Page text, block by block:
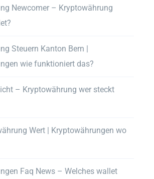
Newcomer – Kryptowährung
Steuern Kanton Bern |
wie funktioniert das?
– Kryptowährung wer steckt
Wert | Kryptowährungen wo
Faq News – Welches wallet